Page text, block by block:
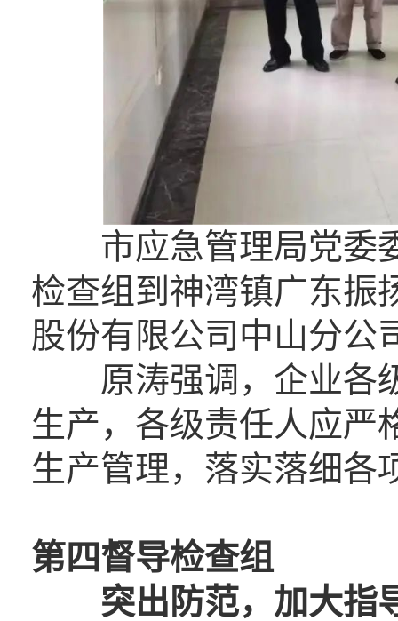
市应急管理局党委委
检查组到神湾镇广东振
股份有限公司中山分公
原涛强调，企业各级
生产，各级责任人应严
生产管理，落实落细各
第四督导检查组
突出防范，加大指